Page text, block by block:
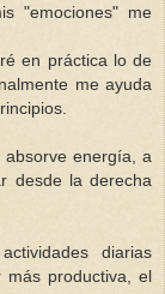
"emociones" me
en práctica lo de
me ayuda
absorve energía, a
desde la derecha
diarias
productiva, el